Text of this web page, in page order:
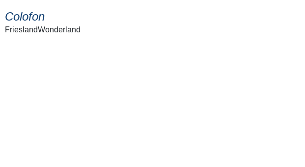
Colofon
FrieslandWonderland